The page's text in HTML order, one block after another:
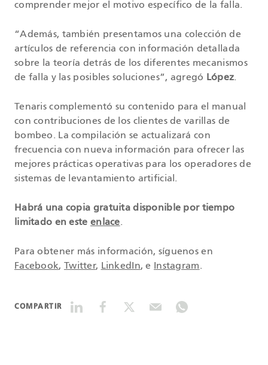
comprender mejor el motivo específico de la falla.
“Además, también presentamos una colección de
artículos de referencia con información detallada
sobre la teoría detrás de los diferentes mecanismos
de falla y las posibles soluciones”, agregó López.
Tenaris complementó su contenido para el manual
con contribuciones de los clientes de varillas de
bombeo. La compilación se actualizará con
frecuencia con nueva información para ofrecer las
mejores prácticas operativas para los operadores de
sistemas de levantamiento artificial.
Habrá una copia gratuita disponible por tiempo
limitado en este enlace.
Para obtener más información, síguenos en
Facebook, Twitter, LinkedIn, e Instagram.
COMPARTIR